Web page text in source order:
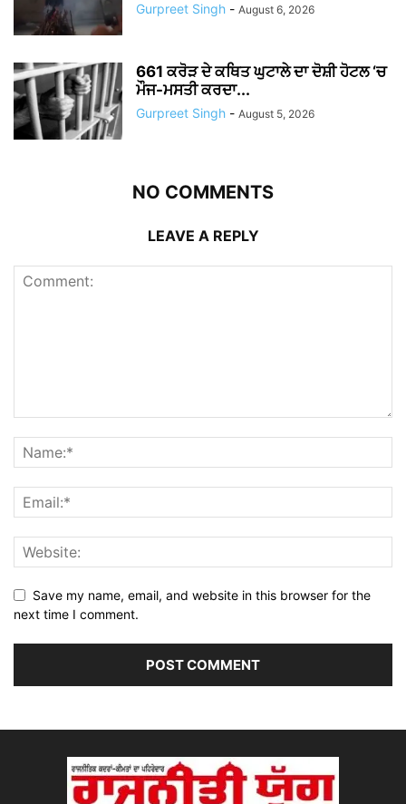
Gurpreet Singh - August 6, 2026
661 ਕਰੋੜ ਦੇ ਕਥਿਤ ਘੁਟਾਲੇ ਦਾ ਦੋਸ਼ੀ ਹੋਟਲ ‘ਚ
ਮੌਜ-ਮਸਤੀ ਕਰਦਾ...
Gurpreet Singh - August 5, 2026
NO COMMENTS
LEAVE A REPLY
Save my name, email, and website in this browser for the
next time I comment.